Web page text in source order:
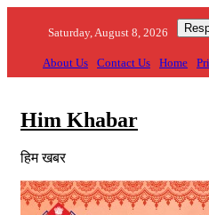
Saturday, August 8, 2026
About Us Contact Us Home
Him Khabar
हिम खबर